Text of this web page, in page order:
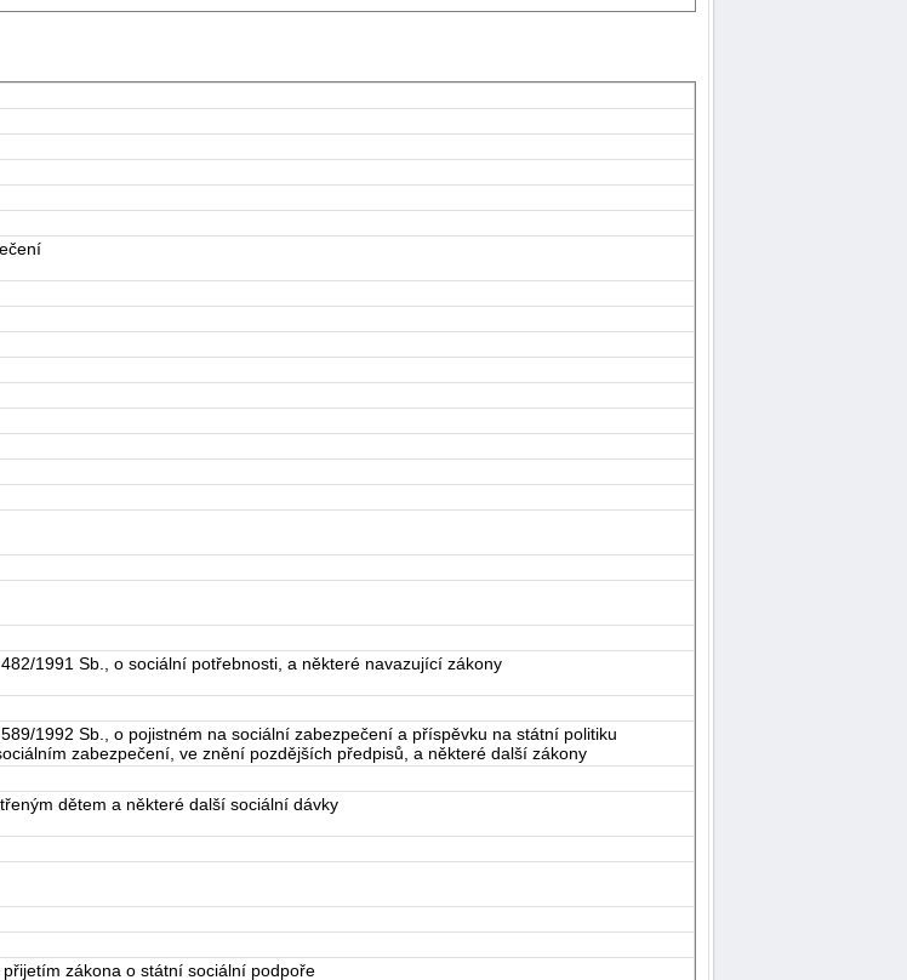
1991 Sb., o sociální potřebnosti, a některé navazující zákony
1992 Sb., o pojistném na sociální zabezpečení a příspěvku na státní politiku
zabezpečení, ve znění pozdějších předpisů, a některé další zákony
dětem a některé další sociální dávky
zákona o státní sociální podpoře